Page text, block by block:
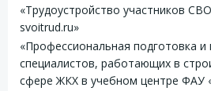
«Трудоустройство участников
svoitrud.ru»
«Профессиональная подготовка и
специалистов, работающих в
сфере ЖКХ в учебном центре ФАУ